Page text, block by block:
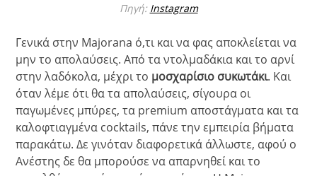
Πηγή: Instagram
Γενικά στην Majorana ό,τι και να φας αποκλείεται να
μην το απολαύσεις. Από τα ντολμαδάκια και το αρνί
στην λαδόκολα, μέχρι το μοσχαρίσιο συκωτάκι. Και
όταν λέμε ότι θα τα απολαύσεις, σίγουρα οι
παγωμένες μπύρες, τα premium αποστάγματα και τα
καλοφτιαγμένα cocktails, πάνε την εμπειρία βήματα
παρακάτω. Δε γινόταν διαφορετικά άλλωστε, αφού ο
Ανέστης δε θα μπορούσε να απαρνηθεί και το